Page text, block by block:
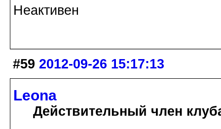
Неактивен
#59 2012-09-26 15:17:13
Leona
Действительный член